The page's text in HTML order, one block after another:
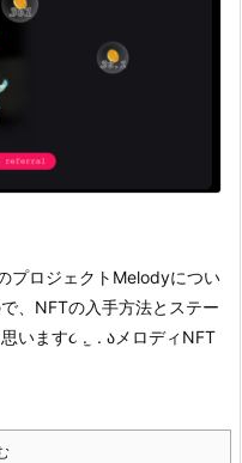
プロジェクトMelodyについ
、NFTの入手方法とステー
います૮ . ̫ . ა メロディNFT